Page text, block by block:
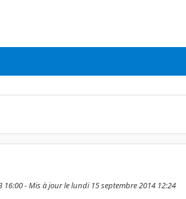
- Mis à jour le lundi 15 septembre 2014 12:24